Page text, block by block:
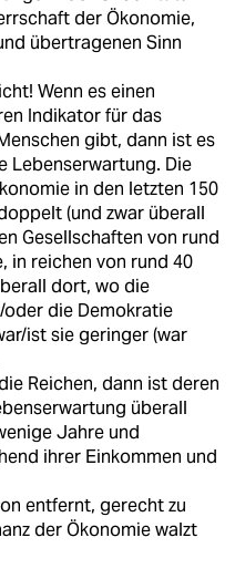
der Ökonomie,
übertragenen Sinn
Wenn es einen
Indikator für das
gibt, dann ist es
Lebenserwartung. Die
in den letzten 150
(und zwar überall
Gesellschaften von rund
in reichen von rund 40
dort, wo die
die Demokratie
ist sie geringer (war
Reichen, dann ist deren
überall
Jahre und
ihrer Einkommen und
entfernt, gerecht zu
der Ökonomie walzt